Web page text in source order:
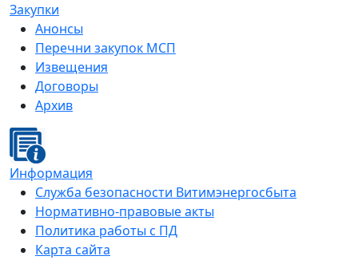
Закупки
Анонсы
Перечни закупок МСП
Извещения
Договоры
Архив
Информация
Служба безопасности Витимэнергосбыта
Нормативно-правовые акты
Политика работы с ПД
Карта сайта